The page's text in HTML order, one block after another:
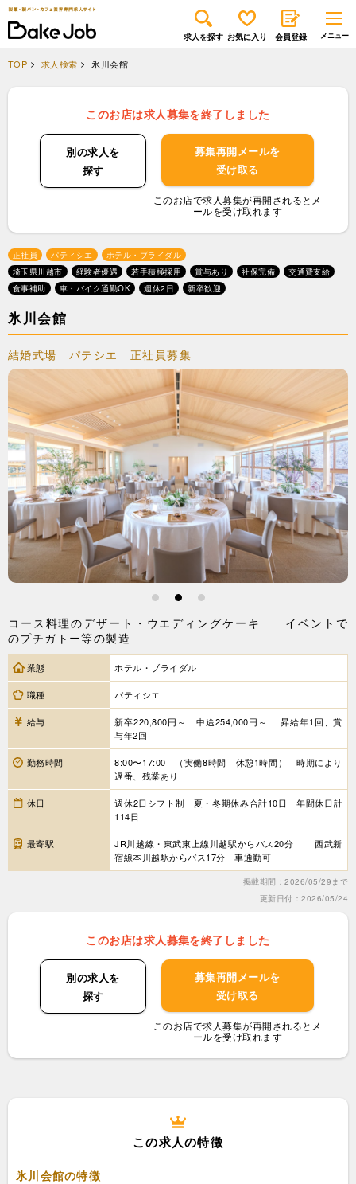
求人を探す お気に入り 会員登録
TOP 求人検索 氷川会館
このお店は求人募集を終了しました
別の求人を
探す
募集再開メールを
受け取る
このお店で求人募集が再開されるとメ
ールを受け取れます
正社員 パティシエ
ホテル・ブライダル
埼玉県川越市
経験者優遇 若手積極採用 賞与あり 社保完備
交通費支給
食事補助
車・バイク通勤OK 週休2日 新卒歓迎
氷川会館
結婚式場 パテシエ 正社員募集
1 2 3
コース料理のデザート・ウエディングケーキ イベントで
のプチガトー等の製造
業態 ホテル・ブライダル
職種 パティシエ
給与
新卒220,800円～ 中途254,000円～ 昇給年1回、賞
与年2回
勤務時間
8:00〜17:00 （実働8時間 休憩1時間） 時期により
遅番、残業あり
休日
週休2日シフト制 夏・冬期休み合計10日 年間休日計
114日
最寄駅
JR川越線・東武東上線川越駅からバス20分 西武新
宿線本川越駅からバス17分 車通勤可
掲載期間：2026/05/29まで
更新日付：2026/05/24
このお店は求人募集を終了しました
別の求人を
探す
募集再開メールを
受け取る
このお店で求人募集が再開されるとメ
ールを受け取れます
この求人の特徴
氷川会館の特徴